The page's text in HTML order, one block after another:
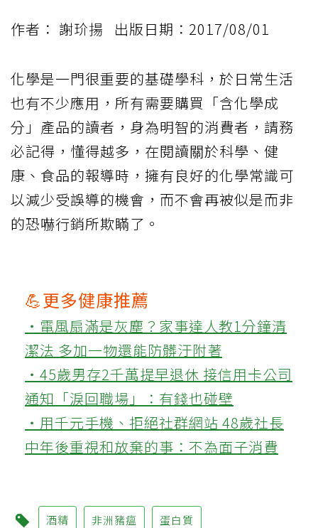
作者： 謝玠揚 出版日期：2017/08/01
化學是一門很重要的基礎學科，於日常生活
也有不少應用，所有需要購買「含化學成
分」產品的讀者，身為明智的消費者，請務
必記得，懂得越多，在閱讀關於科學、健
康、食品的報導時，擁有良好的化學常識可
以減少受誤導的機會，而不會再被似是而非
的恐嚇行銷所欺瞞了。
💪更多健康推薦
‧電風扇滿是灰塵？家事達人教1分鐘清
潔法 多加一物還能防髒汙附著
‧45歲男存2千萬提早退休 接信用卡公司
通知「淚回職場」：有錢也碰壁
‧用千元手機、拒絕社群網站 48歲社長
中年後重視和放棄的事：不為面子消費
酒精 非洲豬瘟 蛋白質